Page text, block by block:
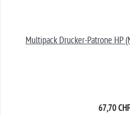
Multipack Drucker-Patrone HP
67,70 CHF